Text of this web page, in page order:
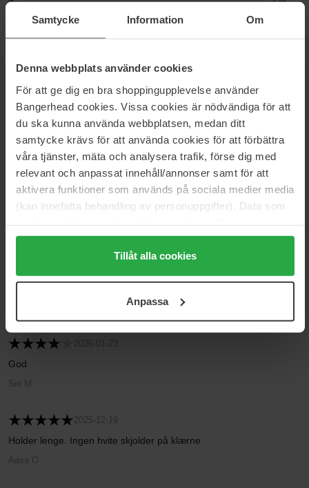
Samtycke Information Om
Denna webbplats använder cookies
För att ge dig en bra shoppingupplevelse använder
Bangerhead cookies. Vissa cookies är nödvändiga för att
du ska kunna använda webbplatsen, medan ditt
samtycke krävs för att använda cookies för att förbättra
våra tjänster, mäta och analysera trafik, förse dig med
relevant och anpassat innehåll/annonser samt för att
aktivera funktioner som används på sociala medier media
(kan innefatta behandling av personuppgifter). Data som
trycka på "Tillåt alla cookies" accepterar du alla cookies,
medan du under "Detaljer" kan anpassa användningen av
cookies. Du kan när som helst återkalla ditt samtycke.
Tillåt alla cookies
Anpassa
2
0%
2026-07-29
Beste deodoranten. Fungerer godt, har en mild lukt og smitter ikke
så mye over på svarte klær som de andre variantene av Biotherm.
Anita H
2026-06-12
Effektiv og bra Deo
Beste deodoranten ever!!!
God
Siri M
2025-12-19
Holder lenge. Ingen hvite skjolder på klærne
Aasa O